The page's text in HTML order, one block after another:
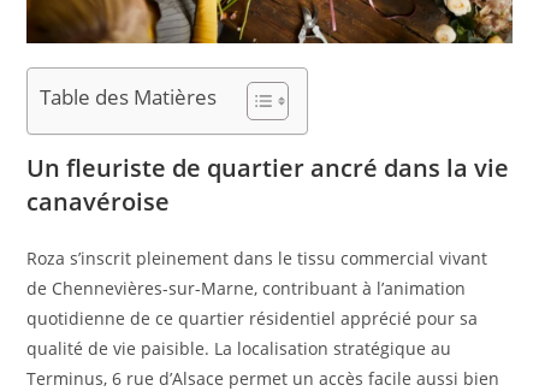
Table des Matières
Un fleuriste de quartier ancré dans la vie
canavéroise
Roza s’inscrit pleinement dans le tissu commercial vivant
de Chennevières-sur-Marne, contribuant à l’animation
quotidienne de ce quartier résidentiel apprécié pour sa
qualité de vie paisible. La localisation stratégique au
Terminus, 6 rue d’Alsace permet un accès facile aussi bien